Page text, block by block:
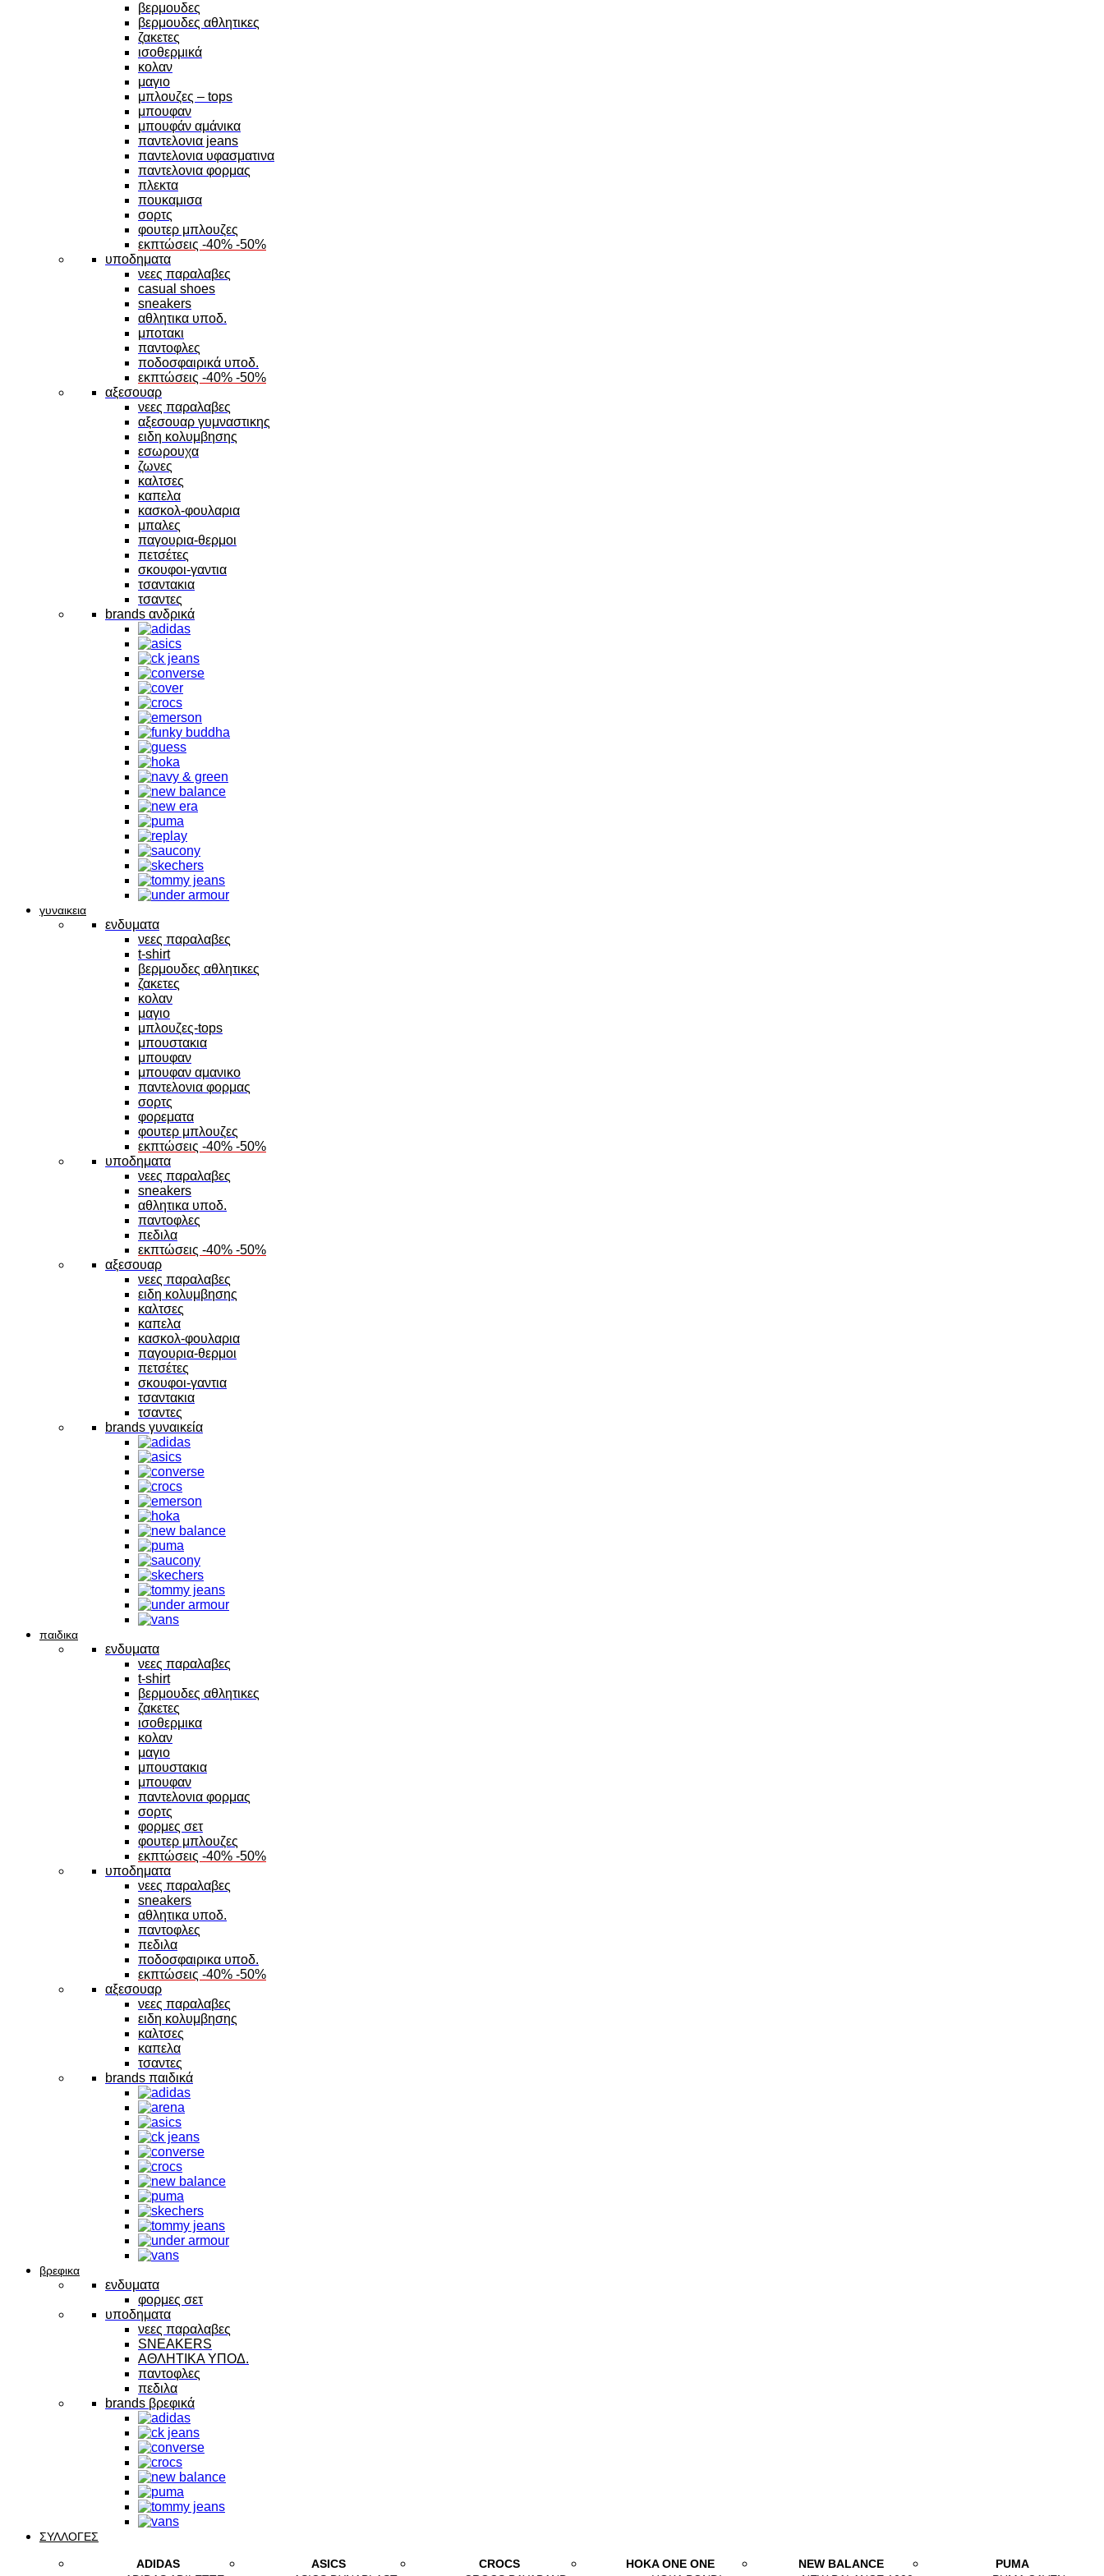
βερμουδες
βερμουδες αθλητικες
ζακετες
ισοθερμικά
κολαν
μαγιο
μπλουζες – tops
μπουφαν
μπουφάν αμάνικα
παντελονια jeans
παντελονια υφασματινα
παντελονια φορμας
πλεκτα
πουκαμισα
σορτς
φουτερ μπλουζες
εκπτώσεις -40% -50%
υποδηματα
νεες παραλαβες
casual shoes
sneakers
αθλητικα υποδ.
μποτακι
παντοφλες
ποδοσφαιρικά υποδ.
εκπτώσεις -40% -50%
αξεσουαρ
νεες παραλαβες
αξεσουαρ γυμναστικης
ειδη κολυμβησης
εσωρουχα
ζωνες
καλτσες
καπελα
κασκολ-φουλαρια
μπαλες
παγουρια-θερμοι
πετσέτες
σκουφοι-γαντια
τσαντακια
τσαντες
brands ανδρικά
γυναικεια
ενδυματα
νεες παραλαβες
t-shirt
βερμουδες αθλητικες
ζακετες
κολαν
μαγιο
μπλουζες-tops
μπουστακια
μπουφαν
μπουφαν αμανικο
παντελονια φορμας
σορτς
φορεματα
φουτερ μπλουζες
εκπτώσεις -40% -50%
υποδηματα
νεες παραλαβες
sneakers
αθλητικα υποδ.
παντοφλες
πεδιλα
εκπτώσεις -40% -50%
αξεσουαρ
νεες παραλαβες
ειδη κολυμβησης
καλτσες
καπελα
κασκολ-φουλαρια
παγουρια-θερμοι
πετσέτες
σκουφοι-γαντια
τσαντακια
τσαντες
brands γυναικεία
παιδικα
ενδυματα
νεες παραλαβες
t-shirt
βερμουδες αθλητικες
ζακετες
ισοθερμικα
κολαν
μαγιο
μπουστακια
μπουφαν
παντελονια φορμας
σορτς
φορμες σετ
φουτερ μπλουζες
εκπτώσεις -40% -50%
υποδηματα
νεες παραλαβες
sneakers
αθλητικα υποδ.
παντοφλες
πεδιλα
ποδοσφαιρικα υποδ.
εκπτώσεις -40% -50%
αξεσουαρ
νεες παραλαβες
ειδη κολυμβησης
καλτσες
καπελα
τσαντες
brands παιδικά
βρεφικα
ενδυματα
φορμες σετ
υποδηματα
νεες παραλαβες
SNEAKERS
ΑΘΛΗΤΙΚΑ ΥΠΟΔ.
παντοφλες
πεδιλα
brands βρεφικά
ΣΥΛΛΟΓΕΣ
ADIDAS
ASICS
CROCS
HOKA ONE ONE
NEW BALANCE
PUMA